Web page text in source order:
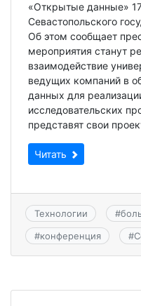
«Открытые данные»
Севастопольского
Об этом сообщает
мероприятия станут
взаимодействие
ведущих компаний в
данных для
исследовательских
представят свои
Читать
Технологии #
#конференция #